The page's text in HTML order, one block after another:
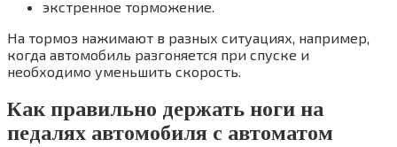
экстренное торможение.
На тормоз нажимают в разных ситуациях, например,
когда автомобиль разгоняется при спуске и
необходимо уменьшить скорость.
Как правильно держать ноги на
педалях автомобиля с автоматом